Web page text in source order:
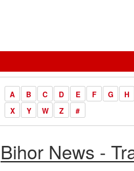
A B C D E F G H
X
Y W Z #
Bihor News -